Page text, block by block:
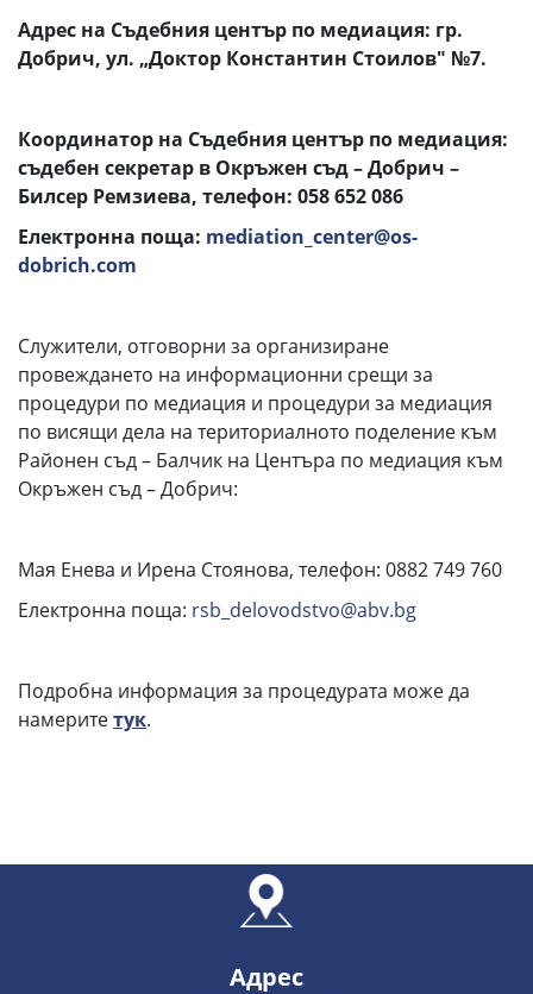
Адрес на Съдебния център по медиация: гр.
Добрич, ул. „Доктор Константин Стоилов" №7.
Координатор на Съдебния център по медиация:
съдебен секретар в Окръжен съд – Добрич –
Билсер Ремзиева, телефон: 058 652 086
Електронна поща: mediation_center@os-
dobrich.com
Служители, отговорни за организиране
провеждането на информационни срещи за
процедури по медиация и процедури за медиация
по висящи дела на териториалното поделение към
Районен съд – Балчик на Центъра по медиация към
Окръжен съд – Добрич:
Мая Енева и Ирена Стоянова, телефон: 0882 749 760
Електронна поща: rsb_delovodstvo@abv.bg
Подробна информация за процедурата може да
намеритетук.
Адрес